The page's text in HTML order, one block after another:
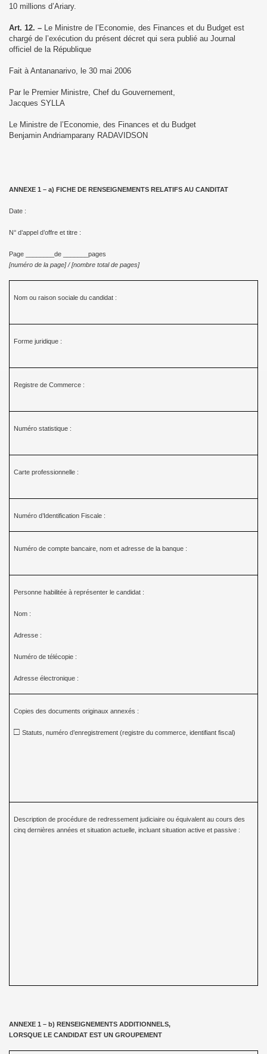
10 millions d’Ariary.
Art. 12. – Le Ministre de l’Economie, des Finances et du Budget est
chargé de l’exécution du présent décret qui sera publié au Journal
officiel de la République
Fait à Antananarivo, le 30 mai 2006
Par le Premier Ministre, Chef du Gouvernement,
Jacques SYLLA
Le Ministre de l’Economie, des Finances et du Budget
Benjamin Andriamparany RADAVIDSON
ANNEXE 1 – a) FICHE DE RENSEIGNEMENTS RELATIFS AU CANDITAT
Date :
N° d’appel d’offre et titre :
Page ________de _______pages
[numéro de la page] / [nombre total de pages]
Nom ou raison sociale du candidat :
Forme juridique :
Registre de Commerce :
Numéro statistique :
Carte professionnelle :
Numéro d’Identification Fiscale :
Numéro de compte bancaire, nom et adresse de la banque :
Personne habilitée à représenter le candidat :
Nom :
Adresse :
Numéro de télécopie :
Adresse électronique :
Copies des documents originaux annexés :
□Statuts, numéro d’enregistrement (registre du commerce, identifiant fiscal)
Description de procédure de redressement judiciaire ou équivalent au cours des
cinq dernières années et situation actuelle, incluant situation active et passive :
ANNEXE 1 – b) RENSEIGNEMENTS ADDITIONNELS,
LORSQUE LE CANDIDAT EST UN GROUPEMENT